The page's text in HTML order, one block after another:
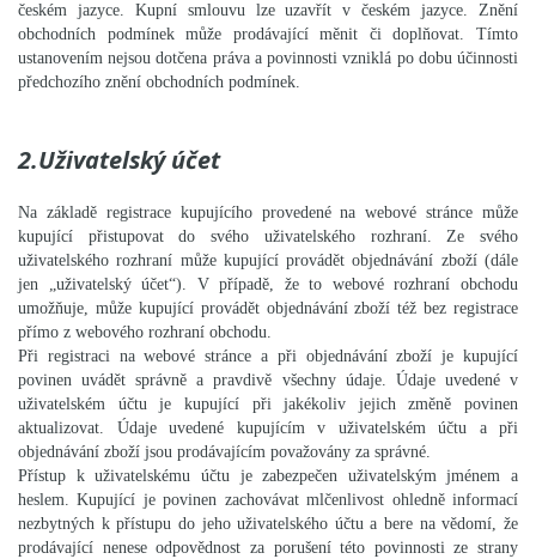
českém jazyce. Kupní smlouvu lze uzavřít v českém jazyce. Znění
obchodních podmínek může prodávající měnit či doplňovat. Tímto
ustanovením nejsou dotčena práva a povinnosti vzniklá po dobu účinnosti
předchozího znění obchodních podmínek.
2.Uživatelský účet
Na základě registrace kupujícího provedené na webové stránce může
kupující přistupovat do svého uživatelského rozhraní. Ze svého
uživatelského rozhraní může kupující provádět objednávání zboží (dále
jen „uživatelský účet“). V případě, že to webové rozhraní obchodu
umožňuje, může kupující provádět objednávání zboží též bez registrace
přímo z webového rozhraní obchodu.
Při registraci na webové stránce a při objednávání zboží je kupující
povinen uvádět správně a pravdivě všechny údaje. Údaje uvedené v
uživatelském účtu je kupující při jakékoliv jejich změně povinen
aktualizovat. Údaje uvedené kupujícím v uživatelském účtu a při
objednávání zboží jsou prodávajícím považovány za správné.
Přístup k uživatelskému účtu je zabezpečen uživatelským jménem a
heslem. Kupující je povinen zachovávat mlčenlivost ohledně informací
nezbytných k přístupu do jeho uživatelského účtu a bere na vědomí, že
prodávající nenese odpovědnost za porušení této povinnosti ze strany